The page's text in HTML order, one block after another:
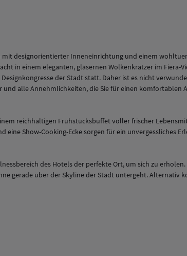
designorientierter Inneneinrichtung und einem
in einem eleganten, gläsernen Wolkenkratzer im
der Stadt statt. Daher ist es nicht
alle Annehmlichkeiten, die Sie für einen
reichhaltigen Frühstücksbuffet voller frischer
eine Show-Cooking-Ecke sorgen für ein unvergessliches
des Hotels der perfekte Ort, um sich zu
gerade über der Skyline der Stadt untergeht.